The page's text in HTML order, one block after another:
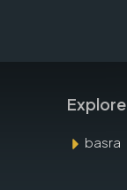
Explore
basra